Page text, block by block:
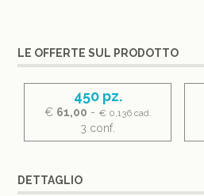
LE OFFERTE SUL PRODOTTO
450 pz.
€ 61,00 - € 0,136 cad.
3 conf.
DETTAGLIO